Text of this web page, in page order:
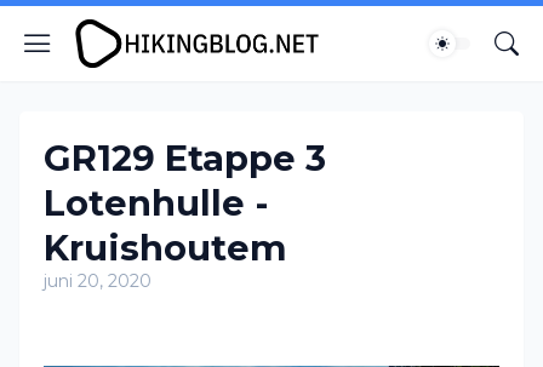
GR129 Etappe 3
Lotenhulle -
Kruishoutem
juni 20, 2020